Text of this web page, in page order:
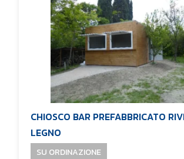
CHIOSCO BAR PREFABBRICATO
LEGNO
SU ORDINAZIONE